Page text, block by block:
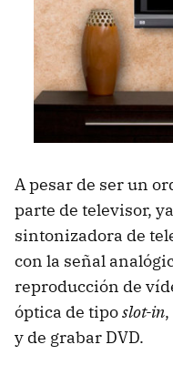
A pesar de ser un
parte de televisor,
sintonizadora de
con la señal
reproducción de
óptica de tiposlot-in
y de grabar DVD.